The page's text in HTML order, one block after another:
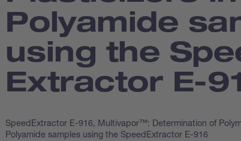
Polyamide
using the
Extractor E-
SpeedExtractor E-916, Multivapor™: Determination of
Polyamide samples using the SpeedExtractor E-916